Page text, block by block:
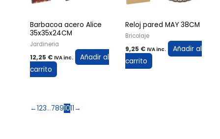
Barbacoa acero Alice
35x35x24CM
Jardineria
12,25 € IVA inc.
Añadir al
carrito
Reloj pared MAY 38CM
Bricolaje
9,25 € IVA inc.
Añadir al
carrito
←123…7891011→